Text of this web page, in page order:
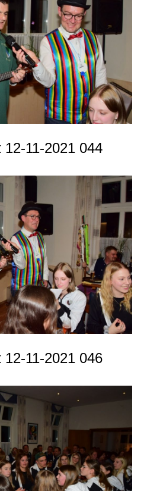
11-2021 044
11-2021 046